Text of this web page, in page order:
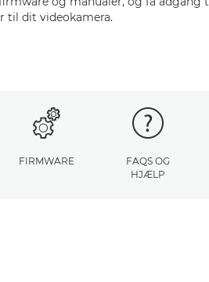
til dit videokamera.
FIRMWARE
FAQS OG
HJÆLP